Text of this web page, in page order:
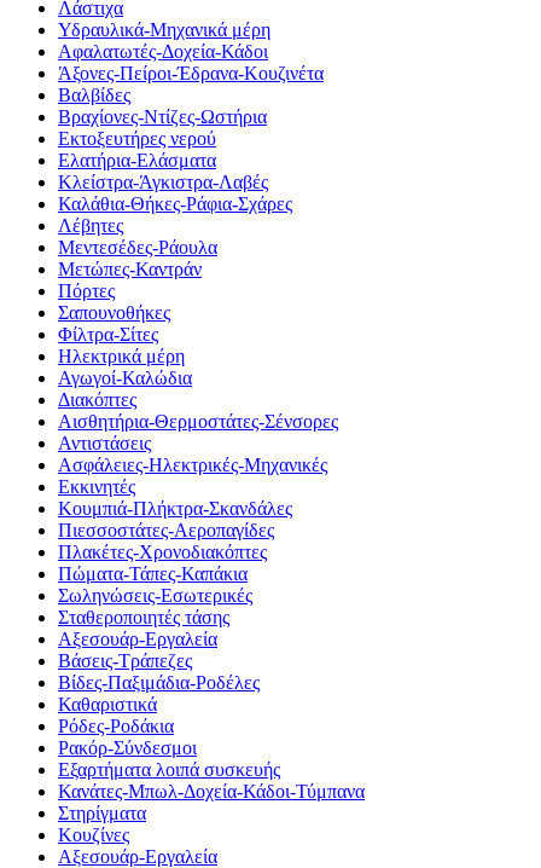
Λάστιχα
Υδραυλικά-Mηχανικά μέρη
Αφαλατωτές-Δοχεία-Κάδοι
Άξονες-Πείροι-Έδρανα-Κουζινέτα
Βαλβίδες
Βραχίονες-Ντίζες-Ωστήρια
Εκτοξευτήρες νερού
Ελατήρια-Ελάσματα
Κλείστρα-Άγκιστρα-Λαβές
Καλάθια-Θήκες-Ράφια-Σχάρες
Λέβητες
Μεντεσέδες-Ράουλα
Μετώπες-Καντράν
Πόρτες
Σαπουνοθήκες
Φίλτρα-Σίτες
Ηλεκτρικά μέρη
Αγωγοί-Καλώδια
Διακόπτες
Αισθητήρια-Θερμοστάτες-Σένσορες
Αντιστάσεις
Ασφάλειες-Ηλεκτρικές-Μηχανικές
Εκκινητές
Κουμπιά-Πλήκτρα-Σκανδάλες
Πιεσσοστάτες-Αεροπαγίδες
Πλακέτες-Χρονοδιακόπτες
Πώματα-Τάπες-Καπάκια
Σωληνώσεις-Εσωτερικές
Σταθεροποιητές τάσης
Αξεσουάρ-Εργαλεία
Βάσεις-Τράπεζες
Βίδες-Παξιμάδια-Ροδέλες
Καθαριστικά
Ρόδες-Ροδάκια
Ρακόρ-Σύνδεσμοι
Εξαρτήματα λοιπά συσκευής
Κανάτες-Μπωλ-Δοχεία-Κάδοι-Τύμπανα
Στηρίγματα
Κουζίνες
Αξεσουάρ-Εργαλεία